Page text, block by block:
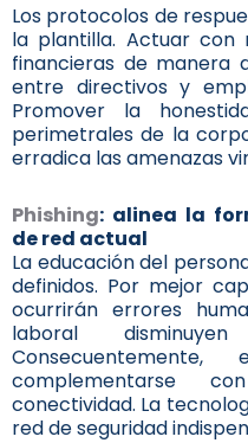
Los protocolos de
la plantilla. Actuar con
financieras de manera
entre directivos y
Promover la
perimetrales de la
erradica las amenazas
Phishing: alinea la
de red actual
La educación del
definidos. Por mejor
ocurrirán errores
laboral
complementarse
conectividad. La
red de seguridad